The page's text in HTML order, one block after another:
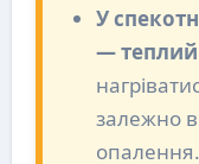
У
— теплий
залежно